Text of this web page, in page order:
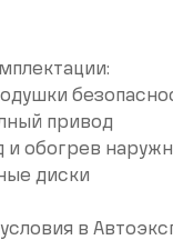
привод
и обогрев
диски
в